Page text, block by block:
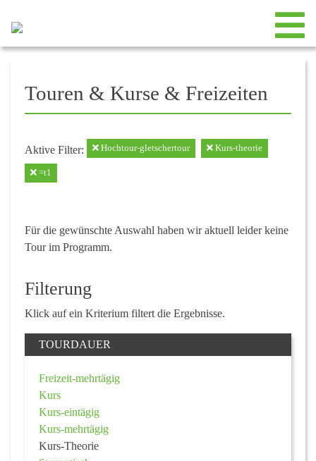
Touren & Kurse & Freizeiten
Aktive Filter: Hochtour-gletschertour Kurs-theorie
=t1
Für die gewünschte Auswahl haben wir aktuell leider keine
Tour im Programm.
Filterung
Klick auf ein Kriterium filtert die Ergebnisse.
TOURDAUER
Freizeit-mehrtägig
Kurs
Kurs-eintägig
Kurs-mehrtägig
Kurs-Theorie